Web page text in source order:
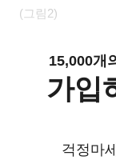
(그림2)
15,000개
가입
걱정마